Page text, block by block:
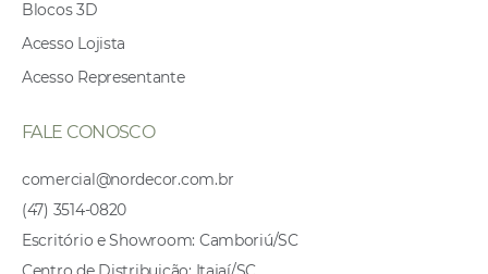
Blocos 3D
Acesso Lojista
Acesso Representante
FALE CONOSCO
comercial@nordecor.com.br
(47) 3514-0820
Escritório e Showroom: Camboriú/SC